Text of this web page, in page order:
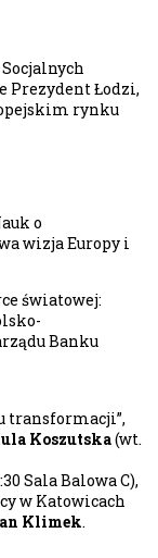
Prezydent Łodzi,
rynku
o
wizja Europy i
światowej:
Banku
transformacji”,
Koszutska(wt.
Sala Balowa C),
w Katowicach
Klimek.